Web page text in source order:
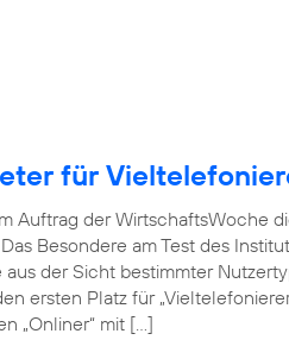
für
Auftrag der WirtschaftsWoche
Besondere am Test des
der Sicht bestimmter
ersten Platz für
„Onliner“ mit […]